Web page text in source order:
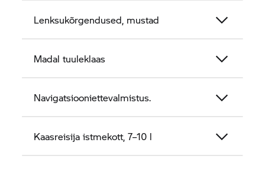
Lenksukõrgendused, mustad
Madal tuuleklaas
Navigatsiooniettevalmistus.
Kaasreisija istmekott, 7–10 l